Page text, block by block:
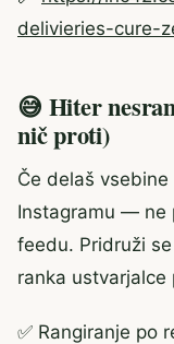
delivieries-cure-
😅 Hiter
nič proti)
Če delaš
Instagramu — ne
feedu. Pridruži
ranka ustvarjalce
✅ Rangiranje po